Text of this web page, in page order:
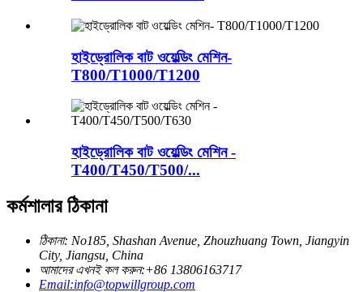
হাইড্রোলিক বাট ওয়েল্ডিং মেশিন-
T800/T1000/T1200
হাইড্রোলিক বাট ওয়েল্ডিং মেশিন -
T400/T450/T500/...
কর্মশালার ঠিকানা
ঠিকানা: No185, Shashan Avenue, Zhouzhuang Town, Jiangyin
City, Jiangsu, China
আমাদের এখনই কল করুন:+86 13806163717
Email:info@topwillgroup.com